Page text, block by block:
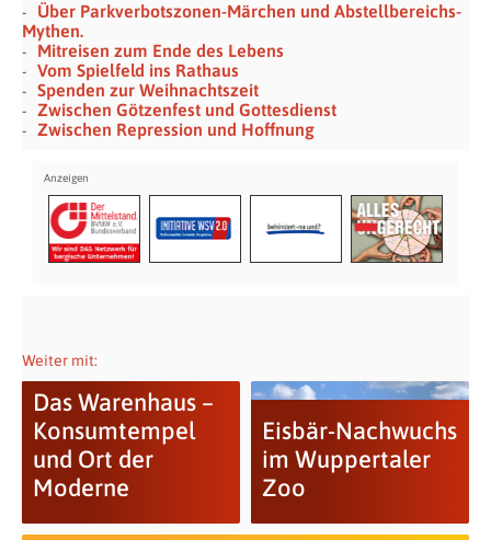
Über Parkverbotszonen-Märchen und Abstellbereichs-
Mythen.
Mitreisen zum Ende des Lebens
Vom Spielfeld ins Rathaus
Spenden zur Weihnachtszeit
Zwischen Götzenfest und Gottesdienst
Zwischen Repression und Hoffnung
Weiter mit:
Das Warenhaus –
Konsumtempel
und Ort der
Moderne
Eisbär-Nachwuchs
im Wuppertaler
Zoo